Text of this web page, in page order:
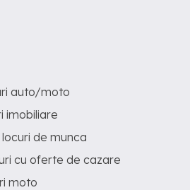
auto/moto
imobiliare
de munca
cu oferte de cazare
moto